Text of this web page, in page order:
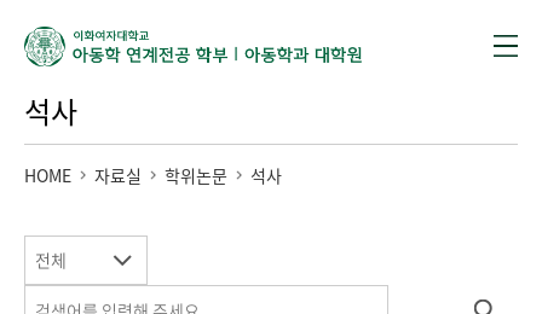
석사
HOME 자료실 학위논문 석사
전체